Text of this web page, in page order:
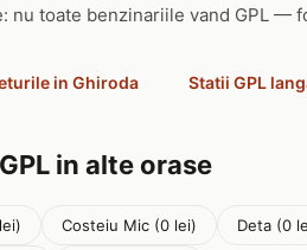
nu toate benzinariile vand GPL —
in Ghiroda Statii GPL
in alte orase
Costeiu Mic (0 lei) Deta (0